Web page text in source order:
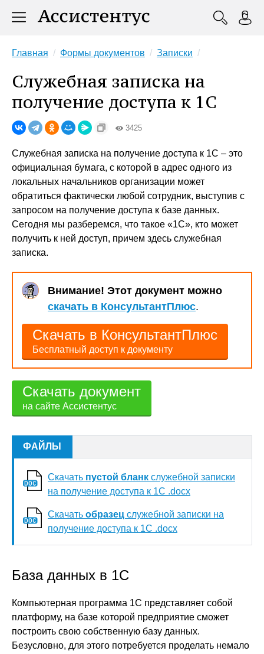
Главная Формы документов Записки
Служебная записка на
получение доступа к 1С
3425
Служебная записка на получение доступа к 1С – это
официальная бумага, с которой в адрес одного из
локальных начальников организации может
обратиться фактически любой сотрудник, выступив с
запросом на получение доступа к базе данных.
Сегодня мы разберемся, что такое «1С», кто может
получить к ней доступ, причем здесь служебная
записка.
Внимание! Этот документ можно
скачать в КонсультантПлюс.
Скачать в КонсультантПлюс
Бесплатный доступ к документу
Скачать документ
на сайте Ассистентус
ФАЙЛЫ
Скачать пустой бланк служебной записки
на получение доступа к 1С .docx
Скачать образец служебной записки на
получение доступа к 1С .docx
База данных в 1С
Компьютерная программа 1С представляет собой
платформу, на базе которой предприятие сможет
построить свою собственную базу данных.
Безусловно, для этого потребуется проделать немало